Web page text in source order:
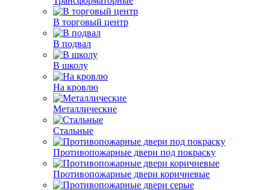
В торговый центр
В подвал
В школу
На кровлю
Металлические
Стальные
Противопожарные двери под покраску
Противопожарные двери коричневые